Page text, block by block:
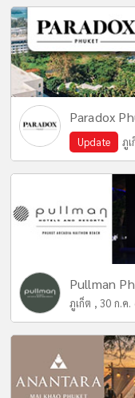
Paradox
Update ภู
Pullman
ภูเก็ต , 30 ก.ค.